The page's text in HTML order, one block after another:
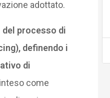
adottato.
processo di
definendo i
di
come